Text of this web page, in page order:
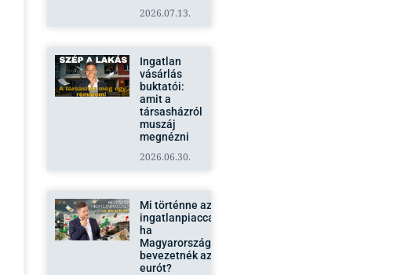
2026.07.13.
Ingatlan
vásárlás
buktatói:
amit a
társasházról
muszáj
megnézni
2026.06.30.
Mi történne az
ingatlanpiaccal,
ha
Magyarországon
bevezetnék az
eurót?